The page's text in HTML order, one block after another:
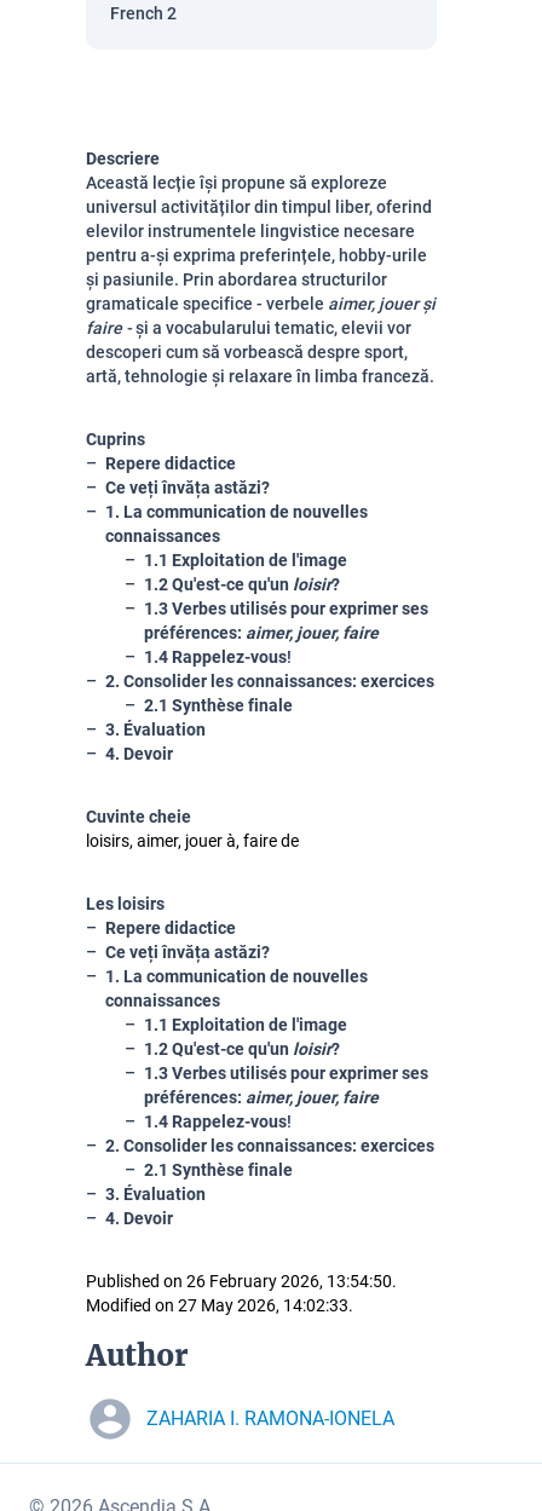
French 2
Descriere
Această lecție își propune să exploreze
universul activităților din timpul liber, oferind
elevilor instrumentele lingvistice necesare
pentru a-și exprima preferințele, hobby-urile
și pasiunile. Prin abordarea structurilor
gramaticale specifice - verbele aimer, jouer și
faire -și a vocabularului tematic, elevii vor
descoperi cum să vorbească despre sport,
artă, tehnologie și relaxare în limba franceză.
Cuprins
Repere didactice
Ce veți învăța astăzi?
1. La communication de nouvelles
connaissances
1.1 Exploitation de l'image
1.2 Qu'est-ce qu'un loisir?
1.3 Verbes utilisés pour exprimer ses
préférences: aimer, jouer, faire
1.4 Rappelez-vous!
2. Consolider les connaissances: exercices
2.1 Synthèse finale
3. Évaluation
4. Devoir
Cuvinte cheie
loisirs, aimer, jouer à, faire de
Les loisirs
Repere didactice
Ce veți învăța astăzi?
1. La communication de nouvelles
connaissances
1.1 Exploitation de l'image
1.2 Qu'est-ce qu'un loisir?
1.3 Verbes utilisés pour exprimer ses
préférences: aimer, jouer, faire
1.4 Rappelez-vous!
2. Consolider les connaissances: exercices
2.1 Synthèse finale
3. Évaluation
4. Devoir
Published on 26 February 2026, 13:54:50.
Modified on 27 May 2026, 14:02:33.
Author
ZAHARIA I. RAMONA-IONELA